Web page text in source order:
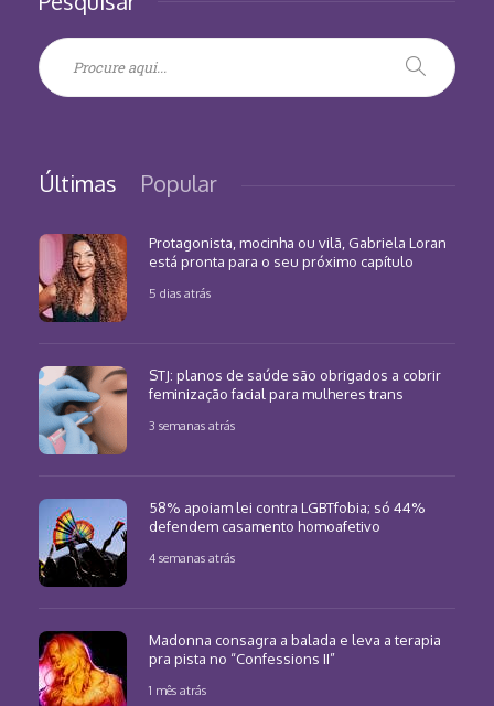
Últimas Popular
Protagonista, mocinha ou vilã, Gabriela Loran
está pronta para o seu próximo capítulo
5 dias atrás
STJ: planos de saúde são obrigados a cobrir
feminização facial para mulheres trans
3 semanas atrás
58% apoiam lei contra LGBTfobia; só 44%
defendem casamento homoafetivo
4 semanas atrás
Madonna consagra a balada e leva a terapia
pra pista no “Confessions II”
1 mês atrás